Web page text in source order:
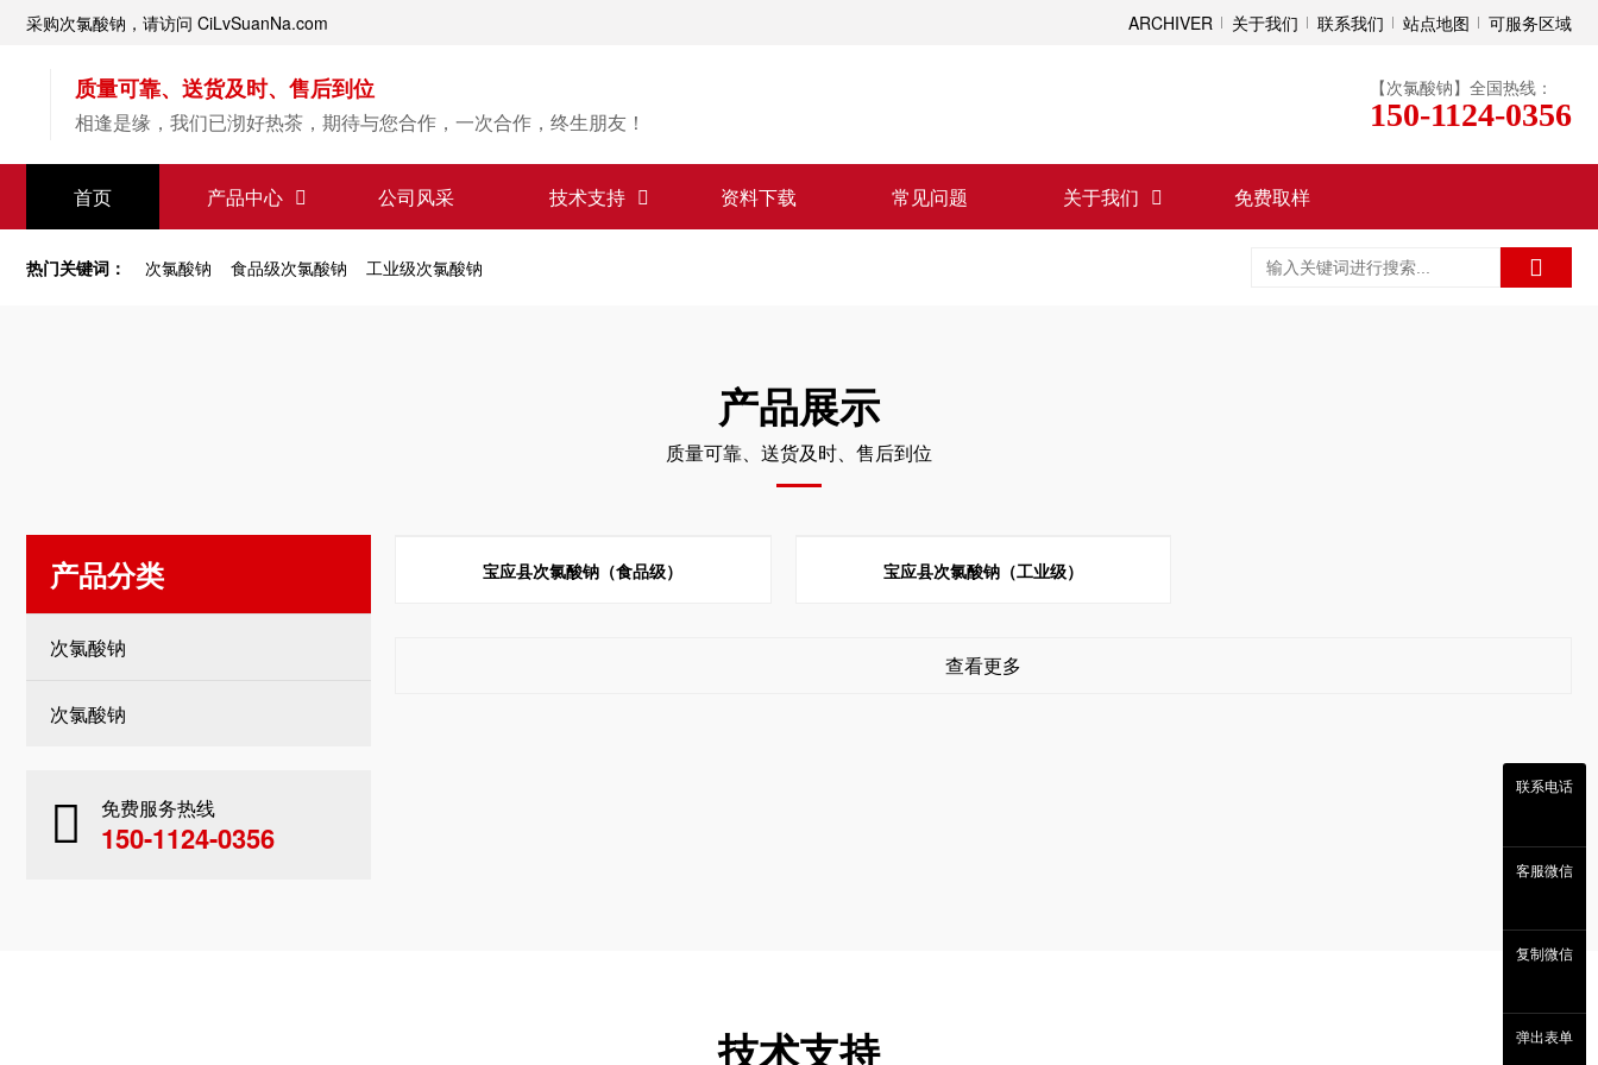
采购次氯酸钠，请访问 CiLvSuanNa.com ARCHIVER 关于我们 联系我们 站点地图 可服务区域
质量可靠、送货及时、售后到位
相逢是缘，我们已沏好热茶，期待与您合作，一次合作，终生朋友！
【次氯酸钠】全国热线：
150-1124-0356
首页 产品中心 公司风采 技术支持 资料下载 常见问题 关于我们 免费取样
【次氯酸钠】源头直供
专业经验，值得信赖
热门关键词： 次氯酸钠 食品级次氯酸钠 工业级次氯酸钠
产品展示
质量可靠、送货及时、售后到位
产品分类
次氯酸钠
次氯酸钠
免费服务热线
150-1124-0356
宝应县次氯酸钠（食品级） 宝应县次氯酸钠（工业级）
查看更多
技术支持
联系电话
客服微信
复制微信
弹出表单